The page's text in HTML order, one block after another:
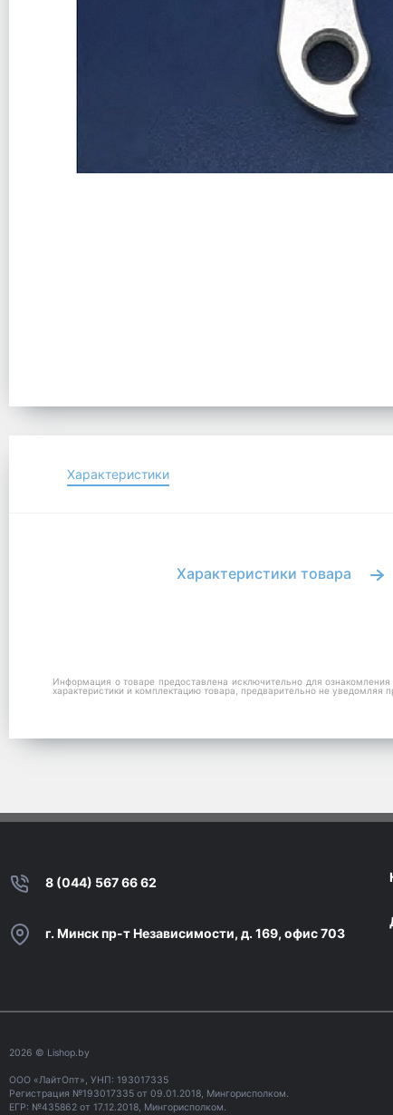
Характеристики
Характеристики товара
Информация о товаре предоставлена исключительно для
характеристики и комплектацию товара, предварительно не
8 (044) 567 66 62
г. Минск пр-т Независимости, д. 169, офис 703
2026 © Lishop.by
ООО «ЛайтОпт», УНП: 193017335
Регистрация №193017335 от 09.01.2018, Мингорисполком.
ЕГР: №435862 от 17.12.2018, Мингорисполком.